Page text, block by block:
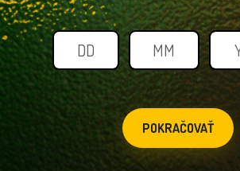
POKRAČOVAŤ